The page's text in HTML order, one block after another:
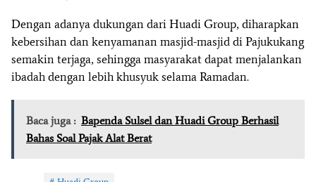
Dengan adanya dukungan dari Huadi Group, diharapkan
kebersihan dan kenyamanan masjid-masjid di Pajukukang
semakin terjaga, sehingga masyarakat dapat menjalankan
ibadah dengan lebih khusyuk selama Ramadan.
Baca juga : Bapenda Sulsel dan Huadi Group Berhasil
Bahas Soal Pajak Alat Berat